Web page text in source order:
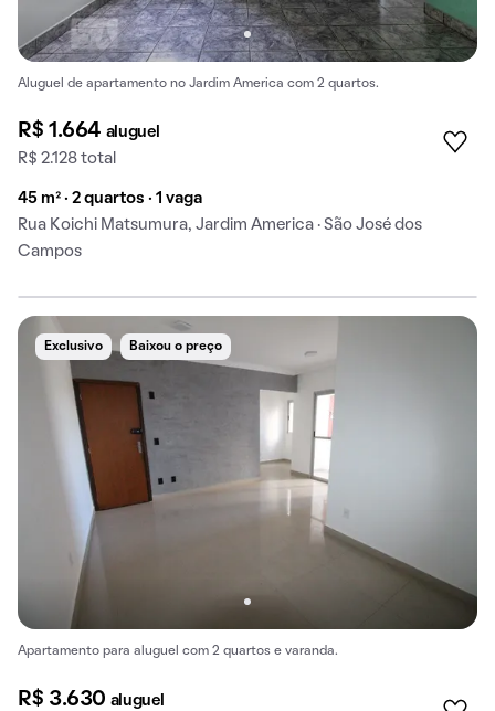
Aluguel de apartamento no Jardim America com 2 quartos.
R$ 1.664 aluguel
R$ 2.128 total
45 m² · 2 quartos · 1 vaga
Rua Koichi Matsumura, Jardim America · São José dos
Campos
Exclusivo Baixou o preço
Apartamento para aluguel com 2 quartos e varanda.
R$ 3.630 aluguel